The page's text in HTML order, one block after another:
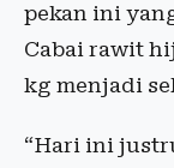
pekan ini
Cabai rawit
kg menjadi
“Hari ini